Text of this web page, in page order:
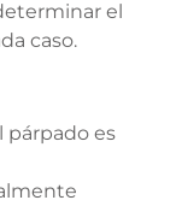
el
caso.
párpado es